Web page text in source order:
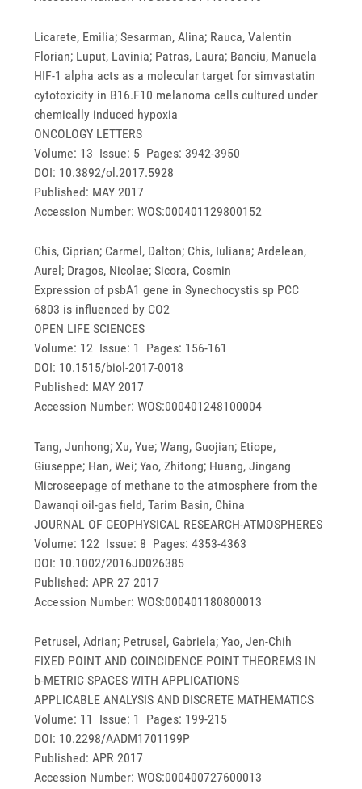
Licarete, Emilia; Sesarman, Alina; Rauca, Valentin
Florian; Luput, Lavinia; Patras, Laura; Banciu, Manuela
HIF-1 alpha acts as a molecular target for simvastatin
cytotoxicity in B16.F10 melanoma cells cultured under
chemically induced hypoxia
ONCOLOGY LETTERS
Volume: 13 Issue: 5 Pages: 3942-3950
DOI: 10.3892/ol.2017.5928
Published: MAY 2017
Accession Number: WOS:000401129800152
Chis, Ciprian; Carmel, Dalton; Chis, Iuliana; Ardelean,
Aurel; Dragos, Nicolae; Sicora, Cosmin
Expression of psbA1 gene in Synechocystis sp PCC
6803 is influenced by CO2
OPEN LIFE SCIENCES
Volume: 12 Issue: 1 Pages: 156-161
DOI: 10.1515/biol-2017-0018
Published: MAY 2017
Accession Number: WOS:000401248100004
Tang, Junhong; Xu, Yue; Wang, Guojian; Etiope,
Giuseppe; Han, Wei; Yao, Zhitong; Huang, Jingang
Microseepage of methane to the atmosphere from the
Dawanqi oil-gas field, Tarim Basin, China
JOURNAL OF GEOPHYSICAL RESEARCH-ATMOSPHERES
Volume: 122 Issue: 8 Pages: 4353-4363
DOI: 10.1002/2016JD026385
Published: APR 27 2017
Accession Number: WOS:000401180800013
Petrusel, Adrian; Petrusel, Gabriela; Yao, Jen-Chih
FIXED POINT AND COINCIDENCE POINT THEOREMS IN
b-METRIC SPACES WITH APPLICATIONS
APPLICABLE ANALYSIS AND DISCRETE MATHEMATICS
Volume: 11 Issue: 1 Pages: 199-215
DOI: 10.2298/AADM1701199P
Published: APR 2017
Accession Number: WOS:000400727600013